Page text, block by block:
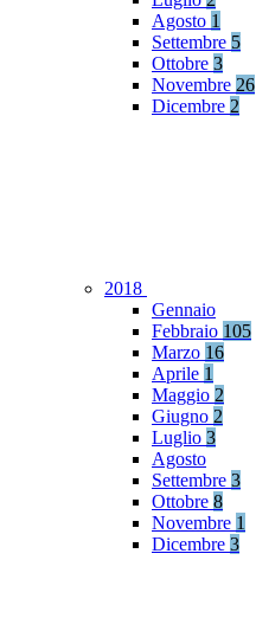
Agosto 1
Settembre 5
Ottobre 3
Novembre 26
Dicembre 2
2018
Gennaio
Febbraio 105
Marzo 16
Aprile 1
Maggio 2
Giugno 2
Luglio 3
Agosto
Settembre 3
Ottobre 8
Novembre 1
Dicembre 3